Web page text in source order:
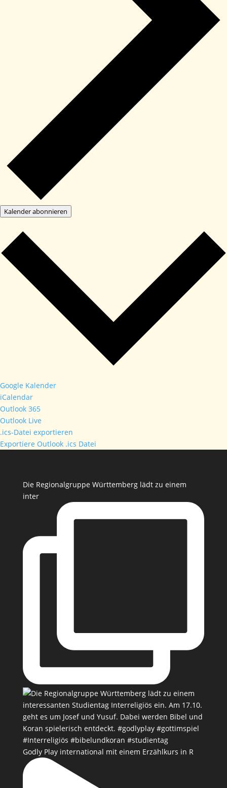
Kalender abonnieren
Google Kalender
iCalendar
Outlook 365
Outlook Live
.ics-Datei exportieren
Exportiere Outlook .ics Datei
Die Regionalgruppe Württemberg lädt zu einem
inter
Godly Play international mit einem Erzählkurs in R